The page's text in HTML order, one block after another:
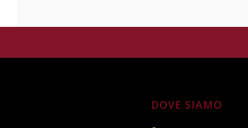
DOVE SIAMO